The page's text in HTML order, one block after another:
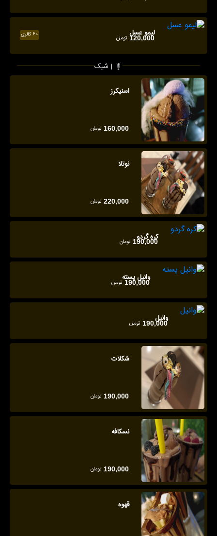
60 کالری لیمو عسل
120,000 تومان
شیک |
اسنیکرز
160,000 تومان
نوتلا
220,000 تومان
کره گردو
190,000 تومان
وانیل پسته
190,000 تومان
وانیل
190,000 تومان
شکلات
190,000 تومان
نسکافه
190,000 تومان
قهوه